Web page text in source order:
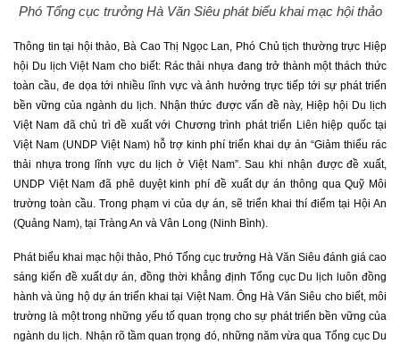
Phó Tổng cục trưởng Hà Văn Siêu phát biểu khai mạc hội thảo
Thông tin tại hội thảo, Bà Cao Thị Ngọc Lan, Phó Chủ tịch thường trực Hiệp
hội Du lịch Việt Nam cho biết: Rác thải nhựa đang trở thành một thách thức
toàn cầu, đe dọa tới nhiều lĩnh vực và ảnh hưởng trực tiếp tới sự phát triển
bền vững của ngành du lịch. Nhận thức được vấn đề này, Hiệp hội Du lịch
Việt Nam đã chủ trì đề xuất với Chương trình phát triển Liên hiệp quốc tại
Việt Nam (UNDP Việt Nam) hỗ trợ kinh phí triển khai dự án “Giảm thiểu rác
thải nhựa trong lĩnh vực du lịch ở Việt Nam”. Sau khi nhận được đề xuất,
UNDP Việt Nam đã phê duyệt kinh phí đề xuất dự án thông qua Quỹ Môi
trường toàn cầu. Trong phạm vi của dự án, sẽ triển khai thí điểm tại Hội An
(Quảng Nam), tại Tràng An và Vân Long (Ninh Bình).
Phát biểu khai mạc hội thảo, Phó Tổng cục trưởng Hà Văn Siêu đánh giá cao
sáng kiến đề xuất dự án, đồng thời khẳng định Tổng cục Du lịch luôn đồng
hành và ủng hộ dự án triển khai tại Việt Nam. Ông Hà Văn Siêu cho biết, môi
trường là một trong những yếu tố quan trọng cho sự phát triển bền vững của
ngành du lịch. Nhận rõ tầm quan trọng đó, những năm vừa qua Tổng cục Du